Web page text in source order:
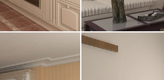
15.06.2005